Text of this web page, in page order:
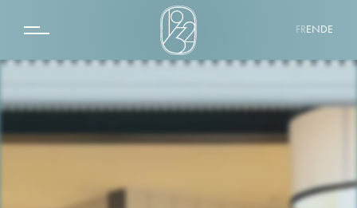
FRENDE
LE QUINTO CIELO ROOFTOP